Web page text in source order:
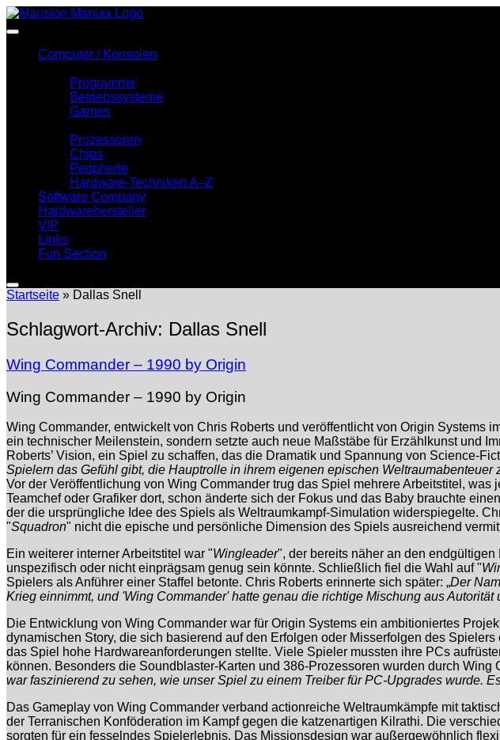
Zum
Inhalt
Computer / Konsolen
Programme
Betriebssysteme
Games
Prozessoren
Chips
Peripherie
Hardware-Techniken A–Z
Software Company
Hardwarehersteller
VIP
Links
Fun Section
Startseite » Dallas Snell
Schlagwort-Archiv: Dallas Snell
Wing Commander – 1990 by Origin
Wing Commander – 1990 by Origin
Wing Commander, entwickelt von Chris Roberts und veröffentlicht von Origin Systems
ein technischer Meilenstein, sondern setzte auch neue Maßstäbe für Erzählkunst und
Roberts’ Vision, ein Spiel zu schaffen, das die Dramatik und Spannung von Science-
Spielern das Gefühl gibt, die Hauptrolle in ihrem eigenen epischen Weltraumabenteuer
Vor der Veröffentlichung von Wing Commander trug das Spiel mehrere Arbeitstitel,
Teamchef oder Grafiker dort, schon änderte sich der Fokus und das Baby brauchte
der die ursprüngliche Idee des Spiels als Weltraumkampf-Simulation widerspiegelte.
"Squadron" nicht die epische und persönliche Dimension des Spiels ausreichend
Ein weiterer interner Arbeitstitel war "Wingleader", der bereits näher an den
unspezifisch oder nicht einprägsam genug sein könnte. Schließlich fiel die Wahl auf "
Spielers als Anführer einer Staffel betonte. Chris Roberts erinnerte sich später: „Der
Krieg einnimmt, und 'Wing Commander' hatte genau die richtige Mischung aus Autorität
Die Entwicklung von Wing Commander war für Origin Systems ein ambitioniertes
dynamischen Story, die sich basierend auf den Erfolgen oder Misserfolgen des
das Spiel hohe Hardwareanforderungen stellte. Viele Spieler mussten ihre PCs
können. Besonders die Soundblaster-Karten und 386-Prozessoren wurden durch
war faszinierend zu sehen, wie unser Spiel zu einem Treiber für PC-Upgrades wurde.
Das Gameplay von Wing Commander verband actionreiche Weltraumkämpfe mit
der Terranischen Konföderation im Kampf gegen die katzenartigen Kilrathi. Die
sorgten für ein fesselndes Spielerlebnis. Das Missionsdesign war außergewöhnlich